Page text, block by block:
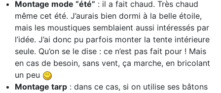
Montage mode “été” : il a fait chaud. Très chaud
même cet été. J’aurais bien dormi à la belle étoile,
mais les moustiques semblaient aussi intéressés par
l’idée. J’ai donc pu parfois monter la tente intérieure
seule. Qu’on se le dise : ce n’est pas fait pour ! Mais
en cas de besoin, sans vent, ça marche, en bricolant
un peu
Montage tarp : dans ce cas, si on utilise ses bâtons